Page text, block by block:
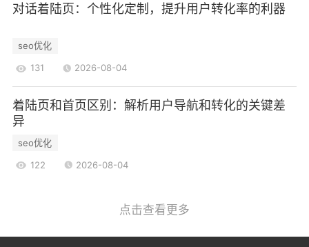
段进行更多的直播活动。
数据分析不仅是一次性的工作，而是一个持续
优化的过程。品牌应定期对直播活动进行回顾和总
结，根据数据反馈不断调整和优化直播策略。通过
不断的迭代，品牌能够在直播营销中实现更高的转
化率和用户满意度。
总结与展望
直播营销的成功离不开内容、互动和数据分析
充分考虑这三方面的因素，以提升观众的观看体验
对话着陆页：个性化定制，提升用户转化率的利器
seo优化
131 2026-08-04
着陆页和首页区别：解析用户导航和转化的关键差
异
seo优化
122 2026-08-04
点击查看更多